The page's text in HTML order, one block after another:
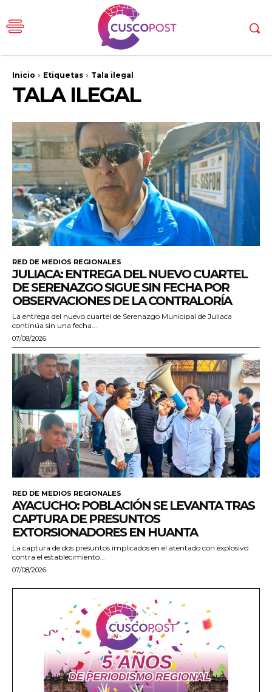
Inicio Etiquetas Tala ilegal
TALA ILEGAL
RED DE MEDIOS REGIONALES
JULIACA: ENTREGA DEL NUEVO CUARTEL
DE SERENAZGO SIGUE SIN FECHA POR
OBSERVACIONES DE LA CONTRALORÍA
La entrega del nuevo cuartel de Serenazgo Municipal de Juliaca
continúa sin una fecha...
07/08/2026
RED DE MEDIOS REGIONALES
AYACUCHO: POBLACIÓN SE LEVANTA TRAS
CAPTURA DE PRESUNTOS
EXTORSIONADORES EN HUANTA
La captura de dos presuntos implicados en el atentado con explosivo
contra el establecimiento...
07/08/2026